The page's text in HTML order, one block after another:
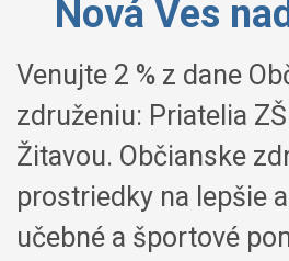
Nová Ves
Venujte 2 % z dane
združeniu: Priatelia
Žitavou. Občianske
prostriedky na lepšie
učebné a športové